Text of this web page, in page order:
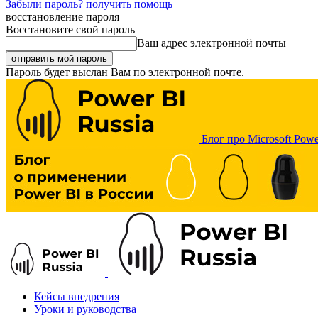
Забыли пароль? получить помощь
восстановление пароля
Восстановите свой пароль
Ваш адрес электронной почты
Пароль будет выслан Вам по электронной почте.
Блог про Microsoft
Кейсы внедрения
Уроки и руководства